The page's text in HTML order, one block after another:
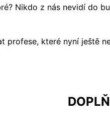
Nikdo z nás nevidí do
profese, které nyní ještě